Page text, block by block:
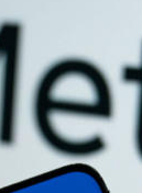
News,